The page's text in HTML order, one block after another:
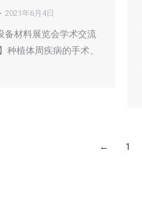
2021年6月4日
备材料展览会学术交流
种植体周疾病的手术、
← 1